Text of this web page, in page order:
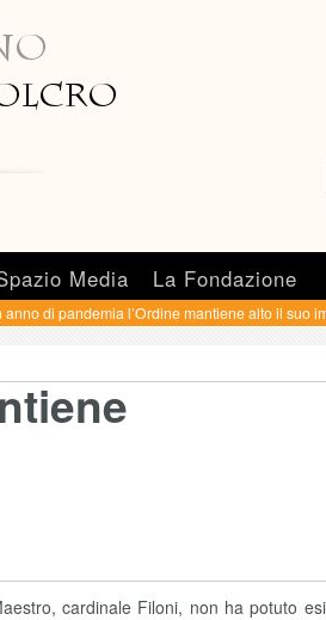
Media La Fondazione
anno di pandemia l’Ordine mantiene alto il suo
cardinale Filoni, non ha potuto